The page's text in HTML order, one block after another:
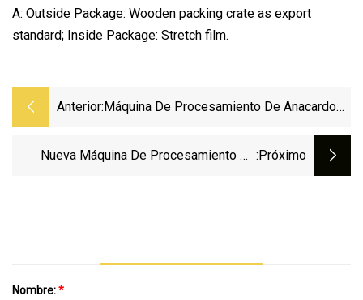
A: Outside Package: Wooden packing crate as export
standard; Inside Package: Stretch film.
Anterior: Máquina De Procesamiento De Anacardo
Automática Del Fabricante De China
Nueva Máquina De Procesamiento De :próximo
Nombre:*